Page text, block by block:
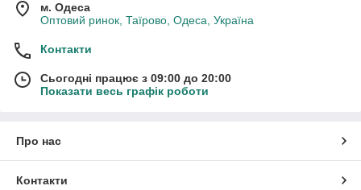
м. Одеса
Оптовий ринок, Таїрово, Одеса, Україна
Контакти
Сьогодні працює з 09:00 до 20:00
Показати весь графік роботи
Про нас
Контакти